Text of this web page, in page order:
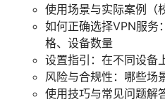
使用场景与实际案例（
如何正确选择VPN服务
格、设备数量
设置指引：在不同设备
风险与合规性：哪些场
使用技巧与常见问题解